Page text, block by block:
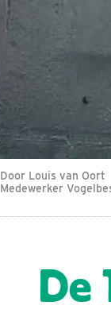
Door Louis van Oort
Medewerker
De